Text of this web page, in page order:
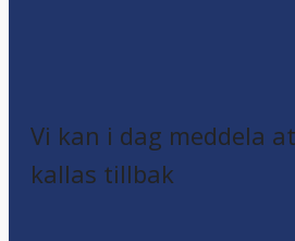
Vi kan i dag meddela
kallas tillbak